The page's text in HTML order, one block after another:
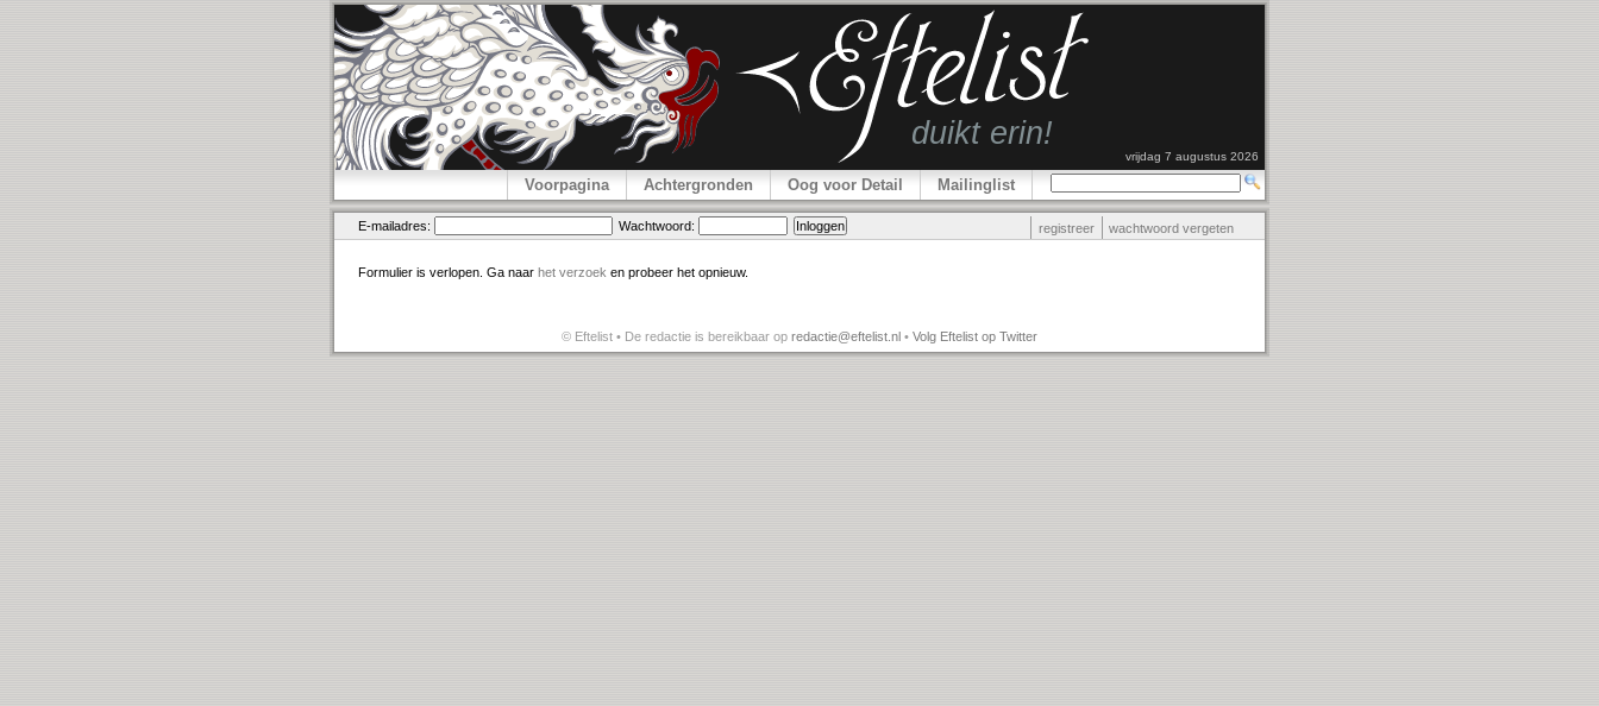
vrijdag 7 augustus 2026
Voorpagina Achtergronden Oog voor Detail Mailinglist
E-mailadres: Wachtwoord: registreer wachtwoord vergeten
Formulier is verlopen. Ga naar het verzoek en probeer het opnieuw.
© Eftelist • De redactie is bereikbaar op redactie@eftelist.nl • Volg Eftelist op Twitter